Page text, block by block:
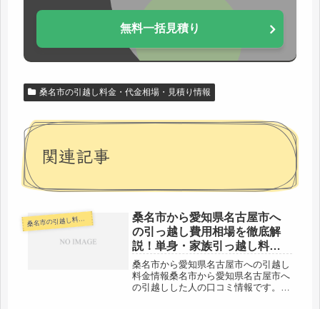
無料一括見積り
桑名市の引越し料金・代金相場・見積り情報
関連記事
桑名市の引越し料金・代金相場・見積り情報
桑名市から愛知県名古屋市へ
の引っ越し費用相場を徹底解
説！単身・家族引っ越し料金
を節約する裏技
桑名市から愛知県名古屋市への引越し
料金情報桑名市から愛知県名古屋市へ
の引越しした人の口コミ情報です。こ